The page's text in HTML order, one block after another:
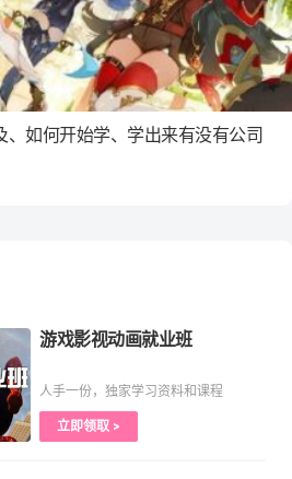
、如何开始学、学出来有没有公司
游戏影视动画就业班
人手一份，独家学习资料和课程
立即领取 >